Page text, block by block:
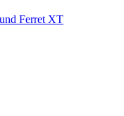
Ferret XT